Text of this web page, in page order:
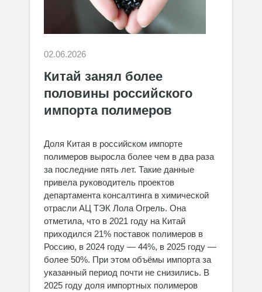
02.06.2026
Китай занял более
половины российского
импорта полимеров
Доля Китая в российском импорте
полимеров выросла более чем в два раза
за последние пять лет. Такие данные
привела руководитель проектов
департамента консалтинга в химической
отрасли АЦ ТЭК Лола Огрель. Она
отметила, что в 2021 году на Китай
приходился 21% поставок полимеров в
Россию, в 2024 году — 44%, в 2025 году —
более 50%. При этом объёмы импорта за
указанный период почти не снизились. В
2025 году доля импортных полимеров